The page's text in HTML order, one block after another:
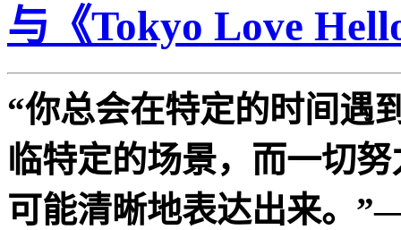
与《Tokyo Love
“你总会在特定的时间遇
临特定的场景，而一切
可能清晰地表达出来。